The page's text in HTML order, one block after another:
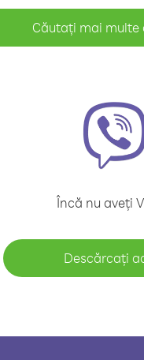
Căutați mai multe
Încă nu aveți
Descărcați